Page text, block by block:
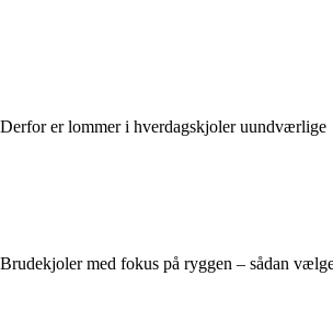
Derfor er lommer i hverdagskjoler uundværlige
Brudekjoler med fokus på ryggen – sådan